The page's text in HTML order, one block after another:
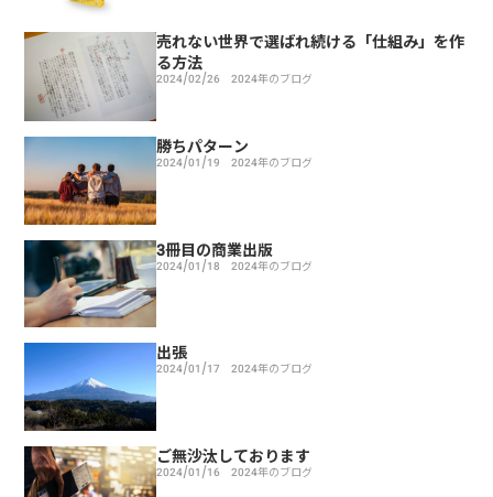
売れない世界で選ばれ続ける「仕組み」を作
る方法
2024/02/26 2024年のブログ
勝ちパターン
2024/01/19 2024年のブログ
3冊目の商業出版
2024/01/18 2024年のブログ
出張
2024/01/17 2024年のブログ
ご無沙汰しております
2024/01/16 2024年のブログ